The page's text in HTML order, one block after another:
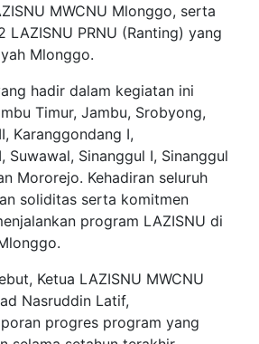
MWCNU Mlonggo, serta
LAZISNU PRNU (Ranting) yang
Mlonggo.
hadir dalam kegiatan ini
Timur, Jambu, Srobyong,
Karanggondang I,
Suwawal, Sinanggul I, Sinanggul
Mororejo. Kehadiran seluruh
soliditas serta komitmen
program LAZISNU di
Ketua LAZISNU MWCNU
Nasruddin Latif,
progres program yang